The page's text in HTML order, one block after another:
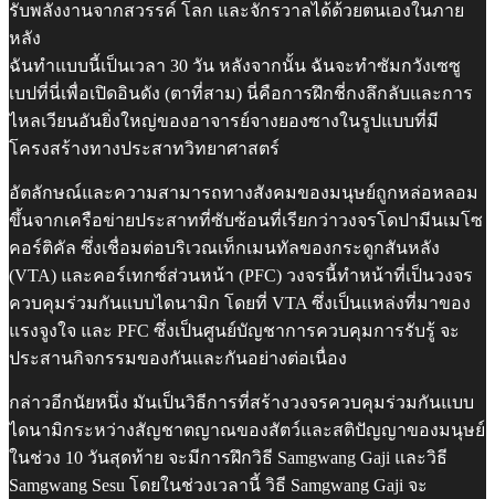
รับพลังงานจากสวรรค์ โลก และจักรวาลได้ด้วยตนเองในภาย
หลัง
ฉันทำแบบนี้เป็นเวลา 30 วัน หลังจากนั้น ฉันจะทำซัมกวังเซซู
เบปที่นี่เพื่อเปิดอินดัง (ตาที่สาม) นี่คือการฝึกชี่กงลึกลับและการ
ไหลเวียนอันยิ่งใหญ่ของอาจารย์จางยองซางในรูปแบบที่มี
โครงสร้างทางประสาทวิทยาศาสตร์
อัตลักษณ์และความสามารถทางสังคมของมนุษย์ถูกหล่อหลอม
ขึ้นจากเครือข่ายประสาทที่ซับซ้อนที่เรียกว่าวงจรโดปามีนเมโซ
คอร์ติคัล ซึ่งเชื่อมต่อบริเวณเท็กเมนทัลของกระดูกสันหลัง
(VTA) และคอร์เทกซ์ส่วนหน้า (PFC) วงจรนี้ทำหน้าที่เป็นวงจร
ควบคุมร่วมกันแบบไดนามิก โดยที่ VTA ซึ่งเป็นแหล่งที่มาของ
แรงจูงใจ และ PFC ซึ่งเป็นศูนย์บัญชาการควบคุมการรับรู้ จะ
ประสานกิจกรรมของกันและกันอย่างต่อเนื่อง
กล่าวอีกนัยหนึ่ง มันเป็นวิธีการที่สร้างวงจรควบคุมร่วมกันแบบ
ไดนามิกระหว่างสัญชาตญาณของสัตว์และสติปัญญาของมนุษย์
ในช่วง 10 วันสุดท้าย จะมีการฝึกวิธี Samgwang Gaji และวิธี
Samgwang Sesu โดยในช่วงเวลานี้ วิธี Samgwang Gaji จะ